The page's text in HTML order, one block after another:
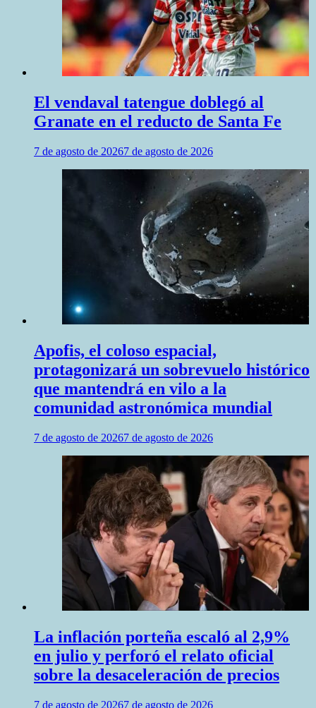
El vendaval tatengue doblegó al
Granate en el reducto de Santa Fe
7 de agosto de 20267 de agosto de 2026
Apofis, el coloso espacial,
protagonizará un sobrevuelo histórico
que mantendrá en vilo a la
comunidad astronómica mundial
7 de agosto de 20267 de agosto de 2026
La inflación porteña escaló al 2,9%
en julio y perforó el relato oficial
sobre la desaceleración de precios
7 de agosto de 20267 de agosto de 2026